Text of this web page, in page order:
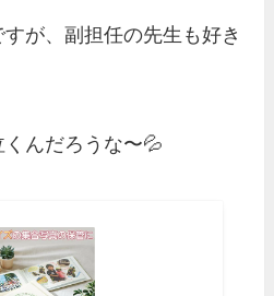
が、副担任の先生も好き
んだろうな〜💦